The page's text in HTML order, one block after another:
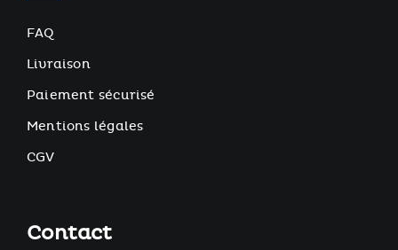
FAQ
Livraison
Paiement sécurisé
Mentions légales
CGV
Contact